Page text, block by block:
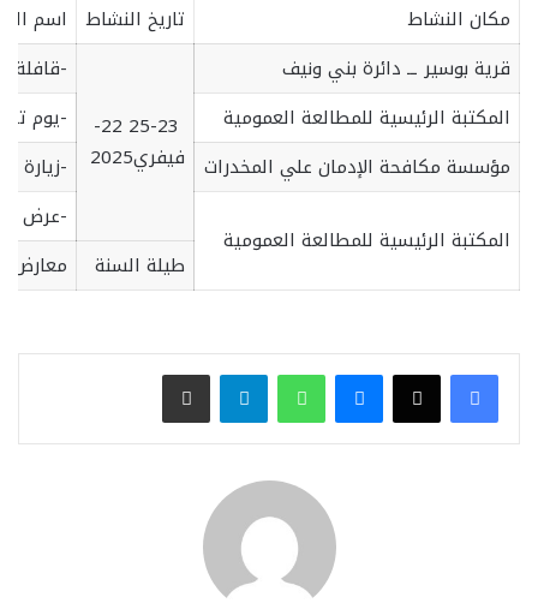
ﻣﻜﺎن اﻟﻨﺸﺎط ﺗﺎرﻳﺦ اﻟﻨﺸﺎط
اﺳﻢ
ﻗﺮﻳﺔ ﺑﻮﺳﻴﺮ ــ داﺋﺮة ﺑﻨﻲ وﻧﻴﻒ
22 25-23-
ﻓﻴﻔﺮي2025
-ﻗﺎﻓﻠﺔ
اﻟﻤﻜﺘﺒﺔ اﻟﺮﺋﻴﺴﻴﺔ ﻟﻠﻤﻄﺎﻟﻌﺔ اﻟﻌﻤﻮﻣﻴﺔ
-ﻳﻮم
ﻣﺆﺳﺴﺔ ﻣﻜﺎﻓﺤﺔ اﻹدﻣﺎن ﻋﲇ اﻟﻤﺨﺪرات
-زﻳﺎرة
اﻟﻤﻜﺘﺒﺔ اﻟﺮﺋﻴﺴﻴﺔ ﻟﻠﻤﻄﺎﻟﻌﺔ اﻟﻌﻤﻮﻣﻴﺔ
-ﻋﺮض
ﻃﻴﻠﺔ اﻟﺴﻨﺔ
ﻣﻌﺎرض
فيسبوك‫X ماسنجر واتساب تيلقرام مشاركة عبر البريد